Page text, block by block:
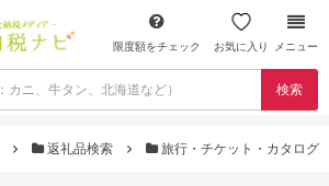
限度額をチェック お気に入り メニュー
検索
返礼品検索 旅行・チケット・カタログ